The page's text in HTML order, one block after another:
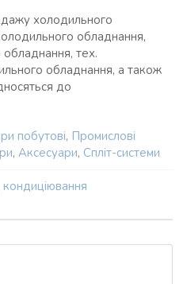
холодильного
обладнання,
тех.
обладнання, а також
до
побутові, Промислові
, Аксесуари, Спліт-системи
кондиціювання